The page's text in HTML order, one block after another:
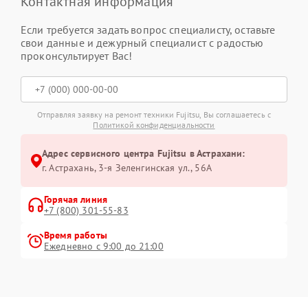
Если требуется задать вопрос специалисту, оставьте
свои данные и дежурный специалист с радостью
проконсультирует Вас!
Отправляя заявку на ремонт техники Fujitsu, Вы соглашаетесь с
Политикой конфиденциальности
Адрес сервисного центра Fujitsu в Астрахани:
г. Астрахань, 3-я Зеленгинская ул., 56А
Горячая линия
+7 (800) 301-55-83
Время работы
Ежедневно с 9:00 до 21:00